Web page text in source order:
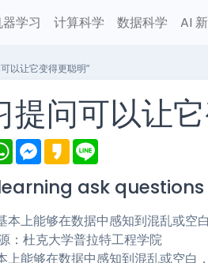
学习 计算科学 数据科学 AI
以让它变得更聪明”
提问可以让
W
h
t
s
p
p
M
e
s
e
g
e
r
K
a
a
o
e
ask
上能够在数据中感知到混乱或空白